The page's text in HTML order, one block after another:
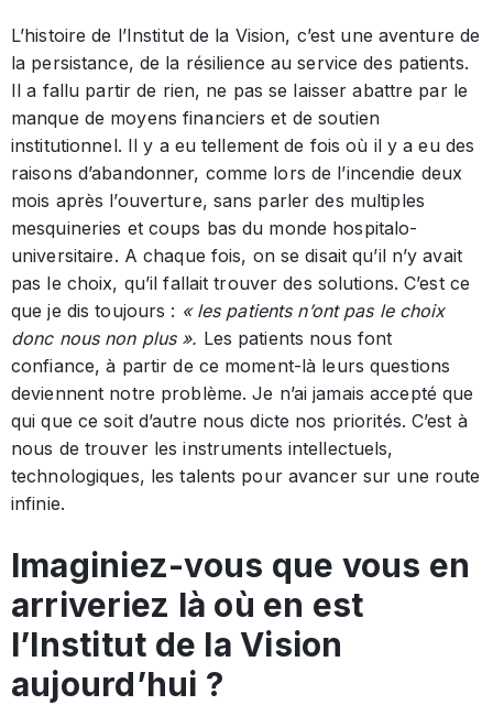
L’histoire de l’Institut de la Vision, c’est une aventure de
la persistance, de la résilience au service des patients.
Il a fallu partir de rien, ne pas se laisser abattre par le
manque de moyens financiers et de soutien
institutionnel. Il y a eu tellement de fois où il y a eu des
raisons d’abandonner, comme lors de l’incendie deux
mois après l’ouverture, sans parler des multiples
mesquineries et coups bas du monde hospitalo-
universitaire. A chaque fois, on se disait qu’il n’y avait
pas le choix, qu’il fallait trouver des solutions. C’est ce
que je dis toujours : « les patients n’ont pas le choix
donc nous non plus ». Les patients nous font
confiance, à partir de ce moment-là leurs questions
deviennent notre problème. Je n’ai jamais accepté que
qui que ce soit d’autre nous dicte nos priorités. C’est à
nous de trouver les instruments intellectuels,
technologiques, les talents pour avancer sur une route
infinie.
Imaginiez-vous que vous en
arriveriez là où en est
l’Institut de la Vision
aujourd’hui ?